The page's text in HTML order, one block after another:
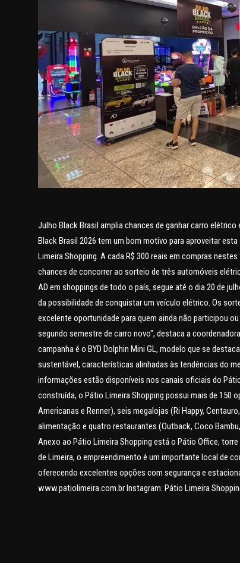
AO VIVO
FALE CONOSCO
Julho Black Brasil amplia chances de ganhar carro
Black Brasil 2026 tem um bom motivo para aproveitar
Limeira Shopping. A cada R$ 300 reais em compras
chances de concorrer ao sorteio de três automóveis
AD em shoppings de todo o país, segue até o dia 20 de
da possibilidade de conquistar um veículo elétrico. Os
excelente oportunidade para quem ainda não participou
segundo semestre de carro novo", destaca a
campanha é o BYD Dolphin Mini GL, modelo que se
sustentável, características alinhadas às tendências do
informações estão disponíveis nos canais oficiais do
construída, o Pátio Limeira Shopping possui mais de 150
Americanas e Renner), seis megalojas (Ri Happy,
alimentação e quatro restaurantes (Outback, Coco
Anexo ao Pátio Limeira Shopping está o Pátio Office,
de Limeira, o empreendimento é um importante local de
oferecendo excelentes opções com segurança e
www.patiolimeira.com.br Instagram: Pátio Limeira